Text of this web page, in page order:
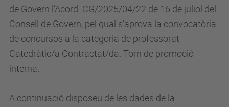
de Govern l’Acord CG/2025/04/22 de 16 de juliol del
Consell de Govern, pel qual s’aprova la convocatòria
de concursos a la categoria de professorat
Catedràtic/a Contractat/da. Torn de promoció
interna.
A continuació disposeu de les dades de la